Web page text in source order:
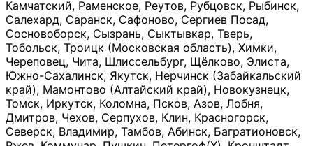
Камчатский, Раменское, Реутов, Рубцовск, Рыбинск,
Салехард, Саранск, Сафоново, Сергиев Посад,
Сосновоборск, Сызрань, Сыктывкар, Тверь,
Тобольск, Троицк (Московская область), Химки,
Череповец, Чита, Шлиссельбург, Щёлково, Элиста,
Южно-Сахалинск, Якутск, Нерчинск (Забайкальский
край), Мамонтово (Алтайский край), Новокузнецк,
Томск, Иркутск, Коломна, Псков, Азов, Лобня,
Дмитров, Чехов, Серпухов, Клин, Красногорск,
Северск, Владимир, Тамбов, Абинск, Багратионовск,